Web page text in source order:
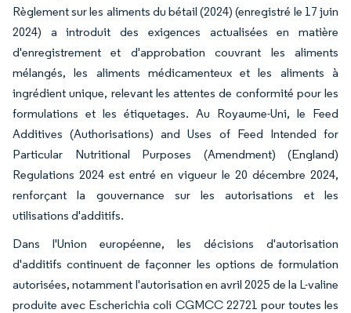
Règlement sur les aliments du bétail (2024) (enregistré le 17 juin
2024) a introduit des exigences actualisées en matière
d'enregistrement et d'approbation couvrant les aliments
mélangés, les aliments médicamenteux et les aliments à
ingrédient unique, relevant les attentes de conformité pour les
formulations et les étiquetages. Au Royaume-Uni, le Feed
Additives (Authorisations) and Uses of Feed Intended for
Particular Nutritional Purposes (Amendment) (England)
Regulations 2024 est entré en vigueur le 20 décembre 2024,
renforçant la gouvernance sur les autorisations et les
utilisations d'additifs.
Dans l'Union européenne, les décisions d'autorisation
d'additifs continuent de façonner les options de formulation
autorisées, notamment l'autorisation en avril 2025 de la L-valine
produite avec Escherichia coli CGMCC 22721 pour toutes les